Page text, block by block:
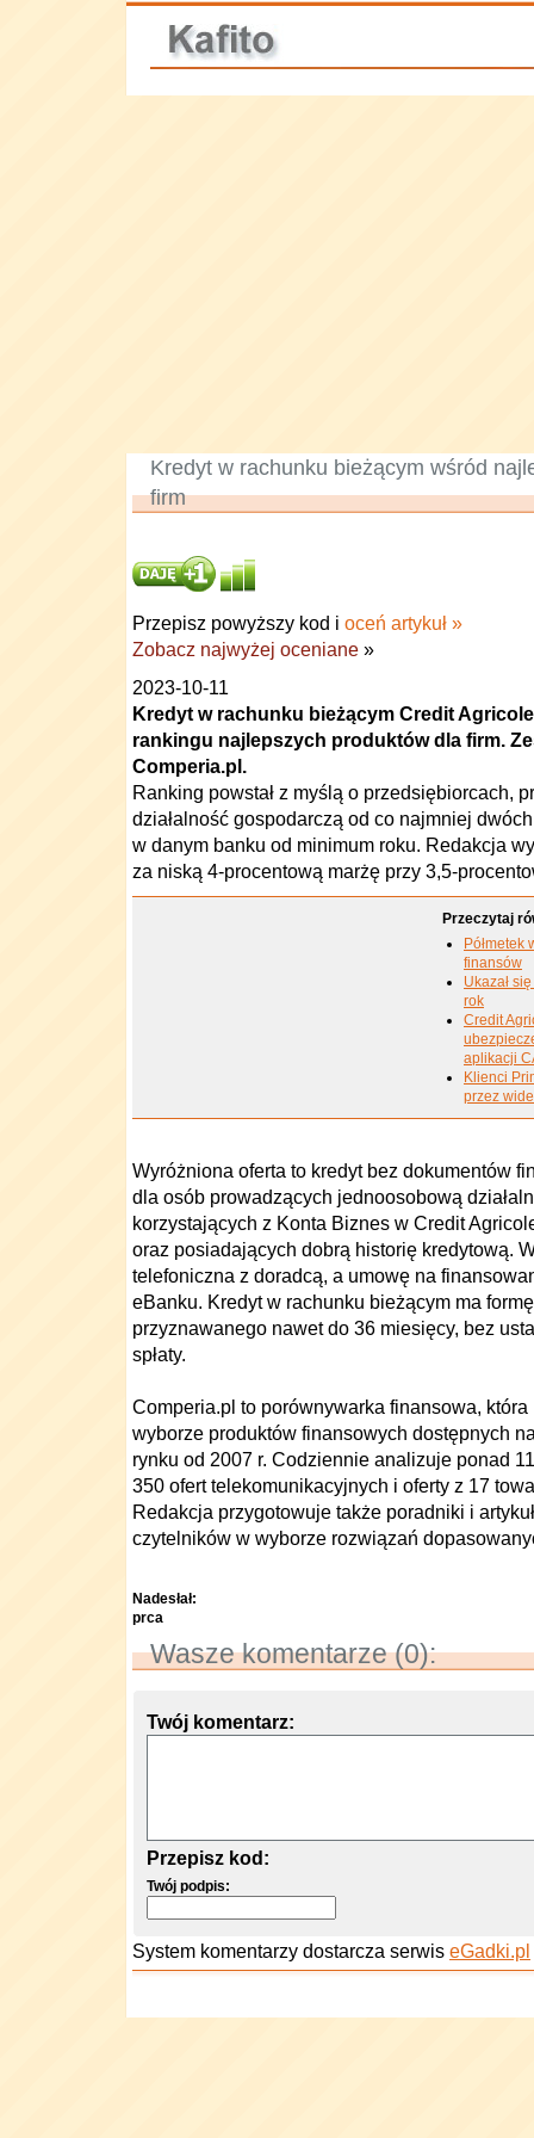
Kredyt w rachunku bieżącym wśród
firm
Przepisz powyższy kod i oceń artykuł »
Zobacz najwyżej oceniane »
2023-10-11
Kredyt w rachunku bieżącym Credit
rankingu najlepszych produktów dla firm.
Comperia.pl.
Ranking powstał z myślą o przedsiębiorcach,
działalność gospodarczą od co najmniej
w danym banku od minimum roku. Redakcja
za niską 4-procentową marżę przy 3,5-
Przeczytaj
Półmetek
finansów
Ukazał
rok
Credit
aplikacji
Klienci
przez
Wyróżniona oferta to kredyt bez dokumentów
dla osób prowadzących jednoosobową
korzystających z Konta Biznes w Credit
oraz posiadających dobrą historię kredytową.
telefoniczna z doradcą, a umowę na
eBanku. Kredyt w rachunku bieżącym ma
przyznawanego nawet do 36 miesięcy, bez
spłaty.
Comperia.pl to porównywarka finansowa,
wyborze produktów finansowych dostępnych
rynku od 2007 r. Codziennie analizuje ponad
350 ofert telekomunikacyjnych i oferty z 17
Redakcja przygotowuje także poradniki i
czytelników w wyborze rozwiązań
Nadesłał:
prca
Wasze komentarze (0):
Twój komentarz:
Przepisz kod:
Twój podpis:
System komentarzy dostarcza serwis eGadki.pl